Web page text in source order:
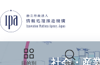
目的別 検索
社会・産